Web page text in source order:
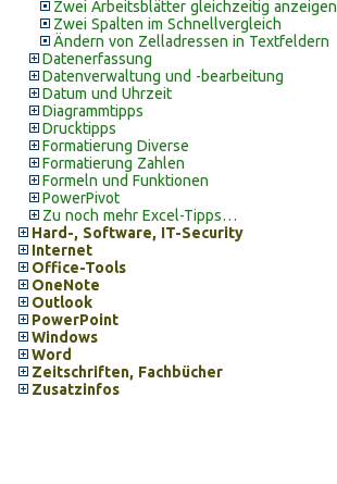
Zwei Arbeitsblätter gleichzeitig anzeigen
Zwei Spalten im Schnellvergleich
Ändern von Zelladressen in Textfeldern
Datenerfassung
Datenverwaltung und -bearbeitung
Datum und Uhrzeit
Diagrammtipps
Drucktipps
Formatierung Diverse
Formatierung Zahlen
Formeln und Funktionen
PowerPivot
Zu noch mehr Excel-Tipps…
Hard-, Software, IT-Security
Internet
Office-Tools
OneNote
Outlook
PowerPoint
Windows
Word
Zeitschriften, Fachbücher
Zusatzinfos